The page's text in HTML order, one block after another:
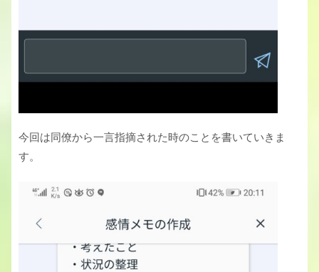
今回は同僚から一言指摘された時のことを書いていきま
す。